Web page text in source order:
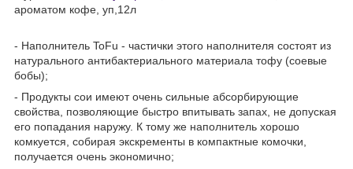
ароматом кофе, уп,12л
- Наполнитель ToFu - частички этого наполнителя состоят из
натурального антибактериального материала тофу (соевые
бобы);
- Продукты сои имеют очень сильные абсорбирующие
свойства, позволяющие быстро впитывать запах, не допуская
его попадания наружу. К тому же наполнитель хорошо
комкуется, собирая экскременты в компактные комочки,
получается очень экономично;